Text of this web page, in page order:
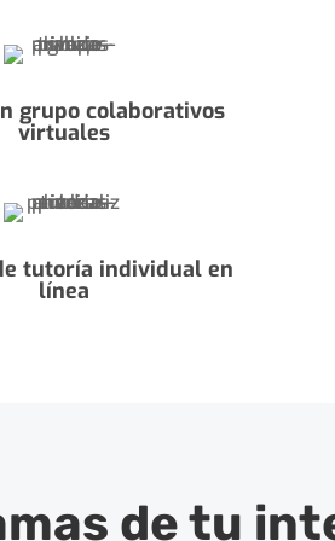
grupo colaborativos
virtuales
tutoría individual en
línea
de tu